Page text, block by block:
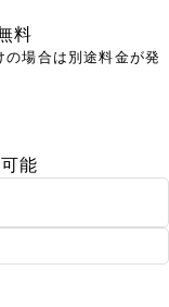
料
場合は別途料金が発
能